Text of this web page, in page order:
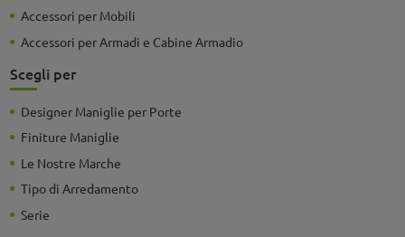
Accessori per Mobili
Accessori per Armadi e Cabine Armadio
Scegli per
Designer Maniglie per Porte
Finiture Maniglie
Le Nostre Marche
Tipo di Arredamento
Serie